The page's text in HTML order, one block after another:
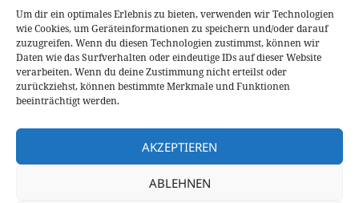
Um dir ein optimales Erlebnis zu bieten, verwenden wir Technologien
wie Cookies, um Geräteinformationen zu speichern und/oder darauf
zuzugreifen. Wenn du diesen Technologien zustimmst, können wir
Daten wie das Surfverhalten oder eindeutige IDs auf dieser Website
verarbeiten. Wenn du deine Zustimmung nicht erteilst oder
zurückziehst, können bestimmte Merkmale und Funktionen
beeinträchtigt werden.
AKZEPTIEREN
ABLEHNEN
SUV“, wie es in den USA genannt wird, lässt die
bereits genannten drei deutschen Autos wie
Minicars wirken. Und dabei spreche ich hier nicht
einmal von der Langversion. Wir sind in Florida
zwei Wochen mit dem Schiff, dass dort nur einer
normalen Größe entspricht, herumgefahren.
weiterlesen
Autor
Fabian Meßner